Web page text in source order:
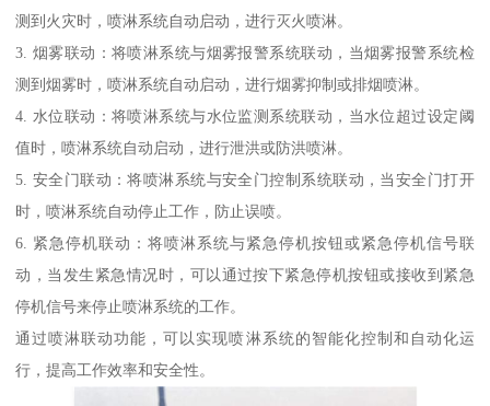
测到火灾时，喷淋系统自动启动，进行灭火喷淋。
3. 烟雾联动：将喷淋系统与烟雾报警系统联动，当烟雾报警系统检
测到烟雾时，喷淋系统自动启动，进行烟雾抑制或排烟喷淋。
4. 水位联动：将喷淋系统与水位监测系统联动，当水位超过设定阈
值时，喷淋系统自动启动，进行泄洪或防洪喷淋。
5. 安全门联动：将喷淋系统与安全门控制系统联动，当安全门打开
时，喷淋系统自动停止工作，防止误喷。
6. 紧急停机联动：将喷淋系统与紧急停机按钮或紧急停机信号联
动，当发生紧急情况时，可以通过按下紧急停机按钮或接收到紧急
停机信号来停止喷淋系统的工作。
通过喷淋联动功能，可以实现喷淋系统的智能化控制和自动化运
行，提高工作效率和安全性。